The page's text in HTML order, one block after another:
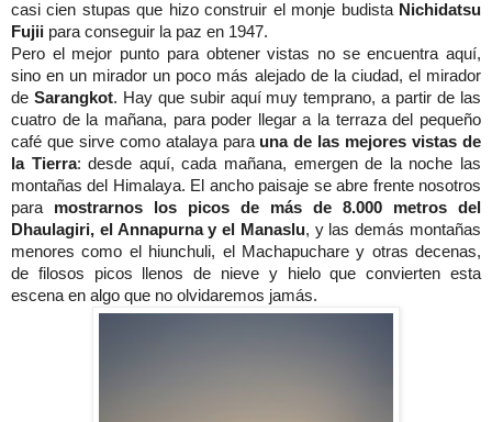
casi cien stupas que hizo construir el monje budista Nichidatsu
Fujii para conseguir la paz en 1947.
Pero el mejor punto para obtener vistas no se encuentra aquí,
sino en un mirador un poco más alejado de la ciudad, el mirador
de Sarangkot. Hay que subir aquí muy temprano, a partir de las
cuatro de la mañana, para poder llegar a la terraza del pequeño
café que sirve como atalaya para una de las mejores vistas de
la Tierra: desde aquí, cada mañana, emergen de la noche las
montañas del Himalaya. El ancho paisaje se abre frente nosotros
para mostrarnos los picos de más de 8.000 metros del
Dhaulagiri, el Annapurna y el Manaslu, y las demás montañas
menores como el hiunchuli, el Machapuchare y otras decenas,
de filosos picos llenos de nieve y hielo que convierten esta
escena en algo que no olvidaremos jamás.